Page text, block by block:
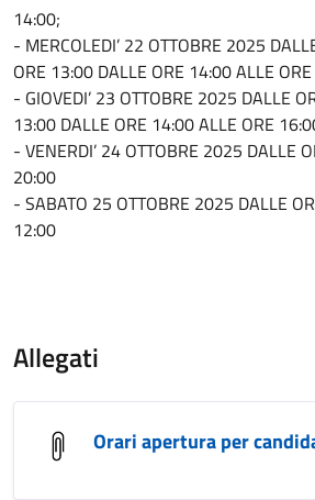
14:00;
- MERCOLEDI’ 22 OTTOBRE 2025
ORE 13:00 DALLE ORE 14:00 ALLE
- GIOVEDI’ 23 OTTOBRE 2025 DALLE
13:00 DALLE ORE 14:00 ALLE ORE
- VENERDI’ 24 OTTOBRE 2025 DALLE
20:00
- SABATO 25 OTTOBRE 2025 DALLE
12:00
Allegati
Orari apertura per